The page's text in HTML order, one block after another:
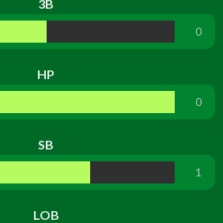
3B
0
HP
0
SB
1
LOB